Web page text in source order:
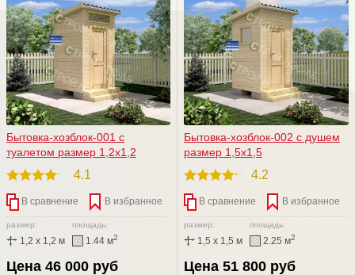
Бытовка-хозблок-001 c
туалетом размер 1,2х1,2
4.1
В сравнение В избранное
размер:
1,2 x 1,2 м
площадь:
1.44 м2
Цена 46 000 руб
Бытовка-хозблок-002 с душем
размер 1,5х1,5
4.2
В сравнение В избранное
размер:
1,5 x 1,5 м
площадь:
2.25 м2
Цена 51 800 руб